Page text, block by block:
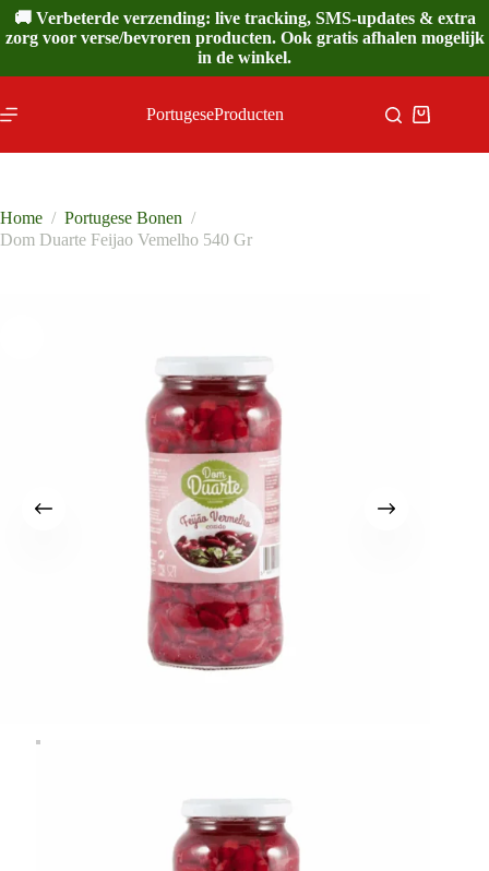
Ga
naar
de
🚚 Verbeterde verzending: live tracking, SMS-updates & extra
zorg voor verse/bevroren producten. Ook gratis afhalen mogelijk
in de winkel.
PortugeseProducten
Home / Portugese Bonen /
Dom Duarte Feijao Vemelho 540 Gr